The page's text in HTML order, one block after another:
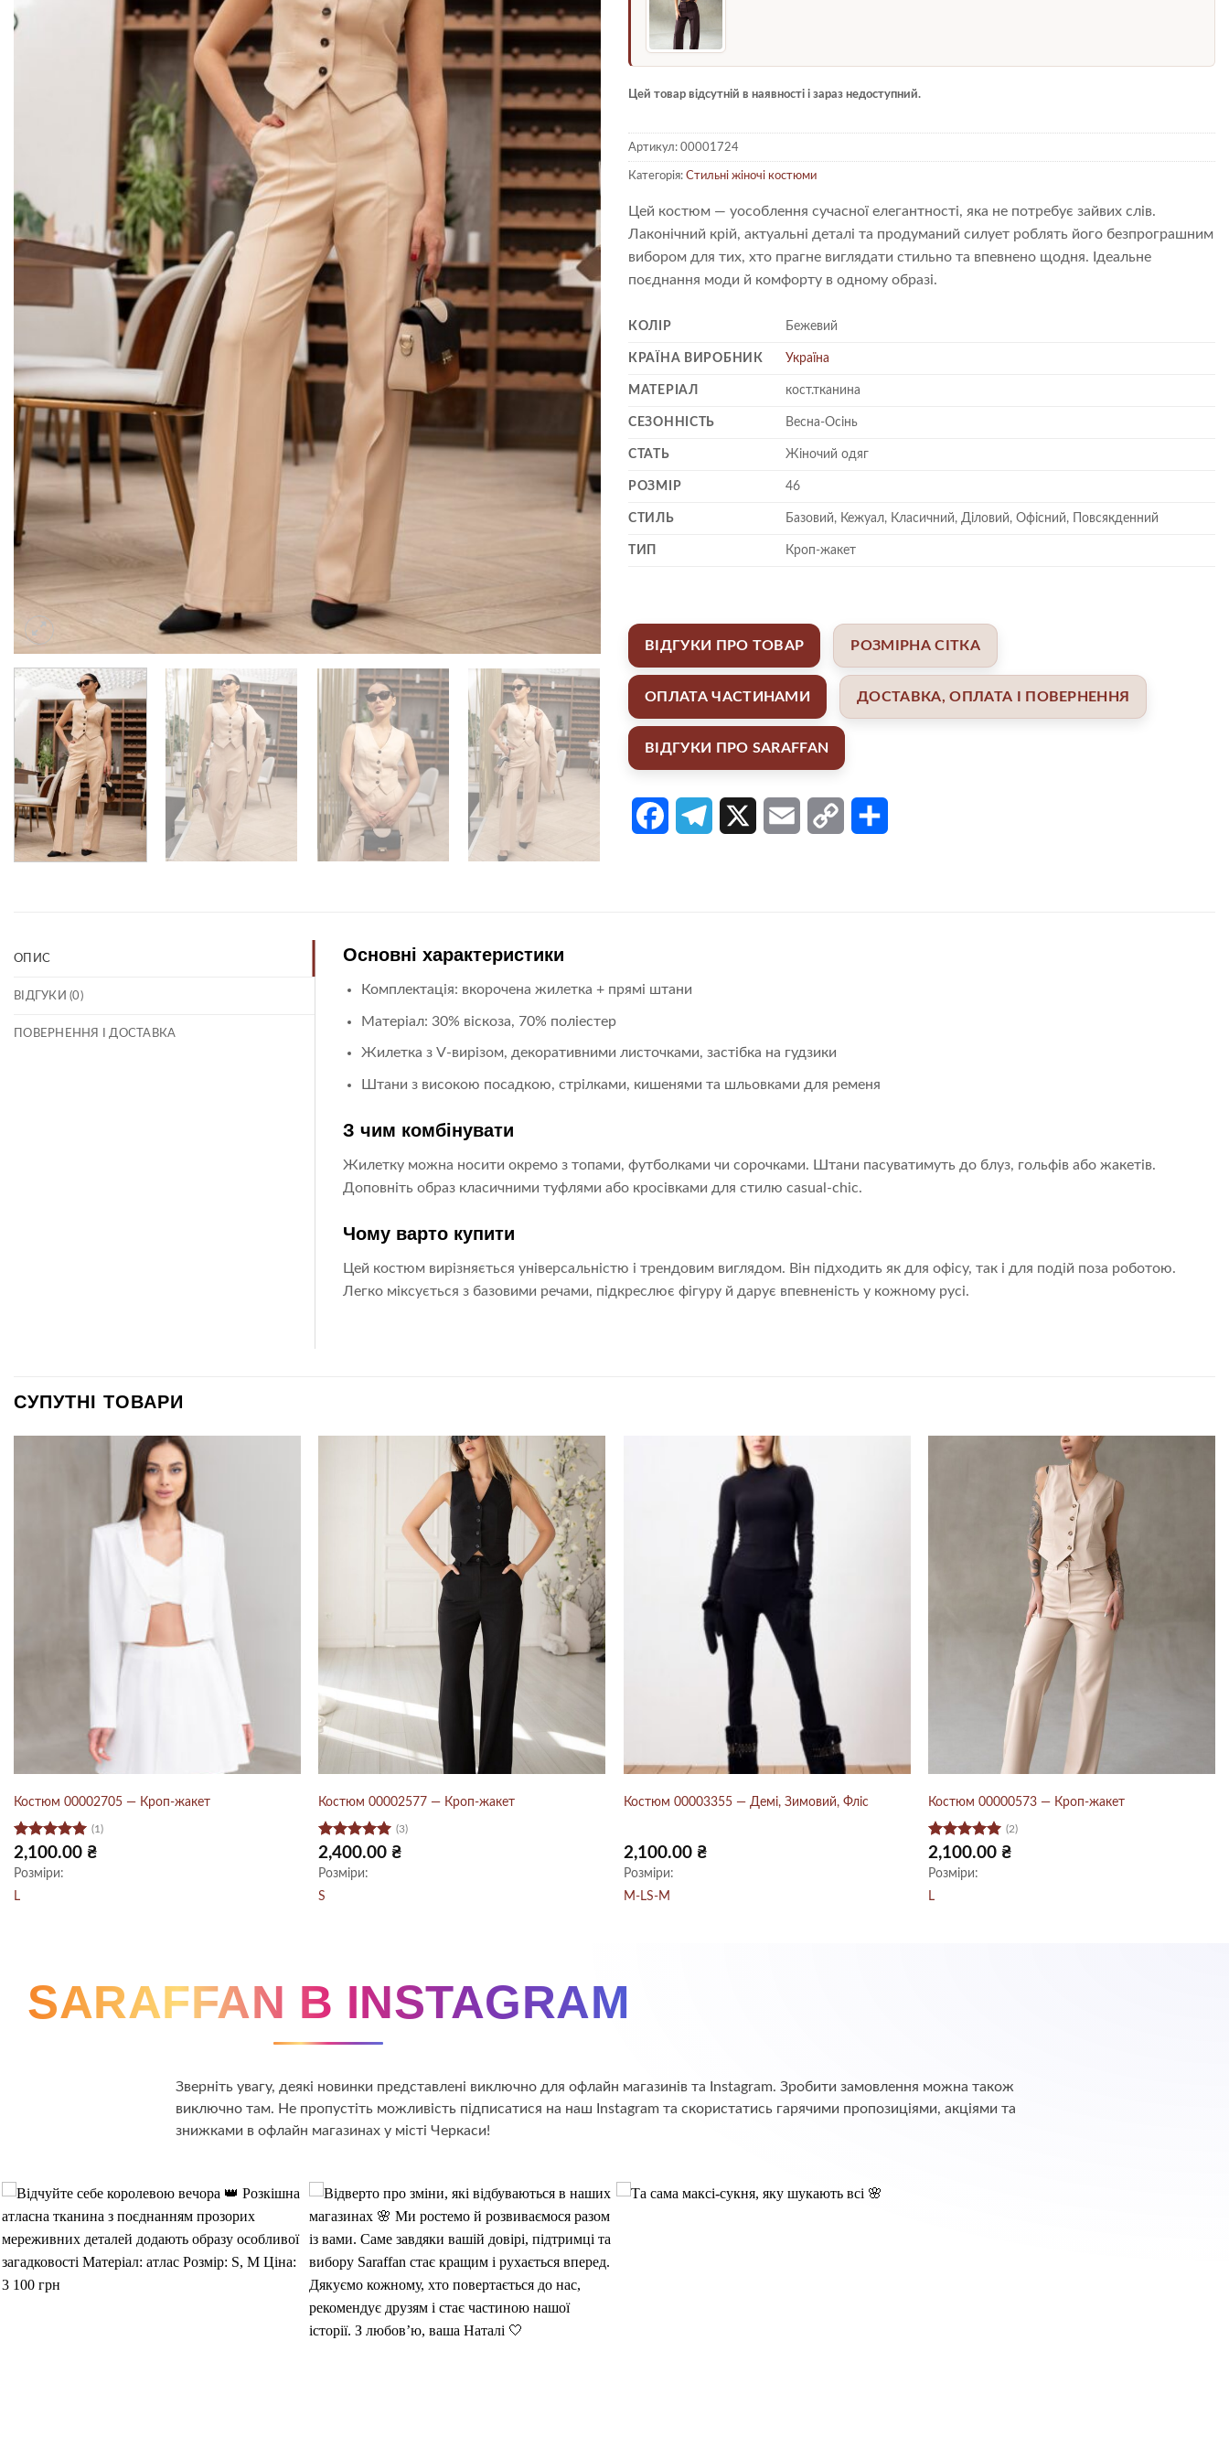
Цей товар відсутній в наявності і зараз недоступний.
Артикул: 00001724
Категорія: Стильні жіночі костюми
Цей костюм — уособлення сучасної елегантності, яка не потребує зайвих слів.
Лаконічний крій, актуальні деталі та продуманий силует роблять його безпрограшним
вибором для тих, хто прагне виглядати стильно та впевнено щодня. Ідеальне
поєднання моди й комфорту в одному образі.
КОЛІР Бежевий
КРАЇНА ВИРОБНИК Україна
МАТЕРІАЛ кост.тканина
СЕЗОННІСТЬ Весна-Осінь
СТАТЬ Жіночий одяг
РОЗМІР 46
СТИЛЬ Базовий, Кежуал, Класичний, Діловий, Офісний, Повсякденний
ТИП Кроп-жакет
ВІДГУКИ ПРО ТОВАР РОЗМІРНА СІТКА
ОПЛАТА ЧАСТИНАМИ ДОСТАВКА, ОПЛАТА І ПОВЕРНЕННЯ
ВІДГУКИ ПРО SARAFFAN
FacebookTelegram Email Copy
ОПИС
ВІДГУКИ (0)
ПОВЕРНЕННЯ І ДОСТАВКА
Основні характеристики
Комплектація: вкорочена жилетка + прямі штани
Матеріал: 30% віскоза, 70% поліестер
Жилетка з V-вирізом, декоративними листочками, застібка на гудзики
Штани з високою посадкою, стрілками, кишенями та шльовками для ременя
З чим комбінувати
Жилетку можна носити окремо з топами, футболками чи сорочками. Штани пасуватимуть до блуз, гольфів або жакетів.
Доповніть образ класичними туфлями або кросівками для стилю casual-chic.
Чому варто купити
Цей костюм вирізняється універсальністю і трендовим виглядом. Він підходить як для офісу, так і для подій поза роботою.
Легко міксується з базовими речами, підкреслює фігуру й дарує впевненість у кожному русі.
СУПУТНІ ТОВАРИ
Костюм 00002705 — Кроп-жакет
Оцінено в
5 з 5
(1)
2,100.00 ₴
Розміри:
L
Костюм 00002577 — Кроп-жакет
Оцінено в
5 з 5
(3)
2,400.00 ₴
Розміри:
S
Костюм 00003355 — Демі, Зимовий, Фліс
2,100.00 ₴
Розміри:
M-LS-M
Костюм 00000573 — Кроп-жакет
Оцінено в
5 з 5
(2)
2,100.00 ₴
Розміри:
L
SARAFFAN В INSTAGRAM
Зверніть увагу, деякі новинки представлені виключно для офлайн магазинів та Instagram. Зробити замовлення можна також
виключно там. Не пропустіть можливість підписатися на наш Instagram та скористатись гарячими пропозиціями, акціями та
знижками в офлайн магазинах у місті Черкаси!